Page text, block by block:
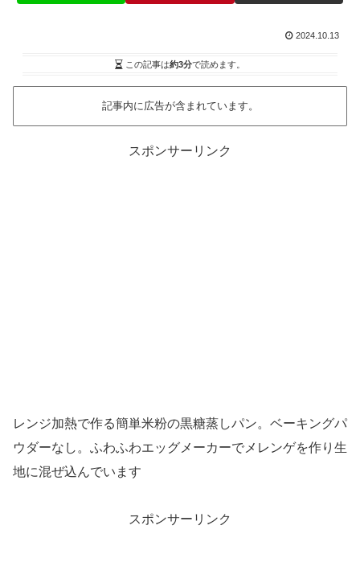
2024.10.13
この記事は約3分で読めます。
記事内に広告が含まれています。
スポンサーリンク
レンジ加熱で作る簡単米粉の黒糖蒸しパン。ベーキングパ
ウダーなし。ふわふわエッグメーカーでメレンゲを作り生
地に混ぜ込んでいます
スポンサーリンク